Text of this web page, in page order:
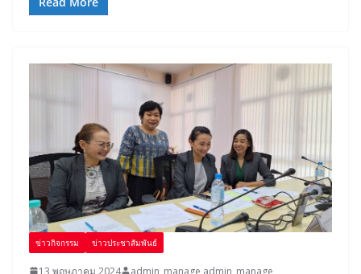
ข่าวกิจกรรม ข่าวประชาสัมพันธ์
13 พฤษภาคม 2024 admin_manage admin_manage